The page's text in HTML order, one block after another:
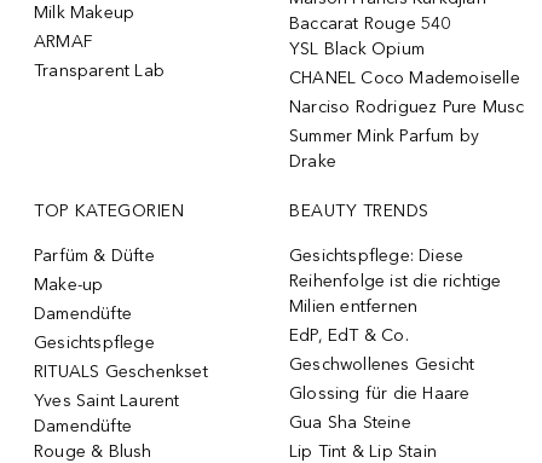
Milk Makeup
ARMAF
Transparent Lab
Baccarat Rouge 540
YSL Black Opium
CHANEL Coco Mademoiselle
Narciso Rodriguez Pure Musc
Summer Mink Parfum by
Drake
TOP KATEGORIEN
Parfüm & Düfte
Make-up
Damendüfte
Gesichtspflege
RITUALS Geschenkset
Yves Saint Laurent
Damendüfte
Rouge & Blush
BEAUTY TRENDS
Gesichtspflege: Diese
Reihenfolge ist die richtige
Milien entfernen
EdP, EdT & Co.
Geschwollenes Gesicht
Glossing für die Haare
Gua Sha Steine
Lip Tint & Lip Stain